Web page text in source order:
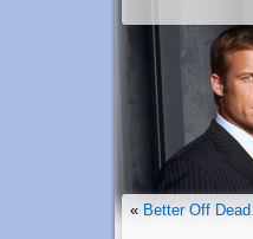
« Better Off